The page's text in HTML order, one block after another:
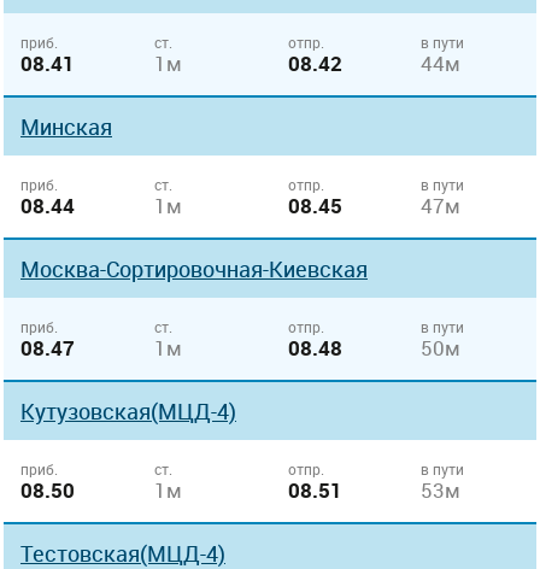
приб.
08.41
ст.
1м
отпр.
08.42
в пути
44м
Минская
приб.
08.44
ст.
1м
отпр.
08.45
в пути
47м
Москва-Сортировочная-Киевская
приб.
08.47
ст.
1м
отпр.
08.48
в пути
50м
Кутузовская(МЦД-4)
приб.
08.50
ст.
1м
отпр.
08.51
в пути
53м
Тестовская(МЦД-4)